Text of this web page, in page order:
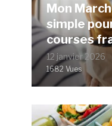
Mon
simple
courses
12 janvier 2026
1682 Vues